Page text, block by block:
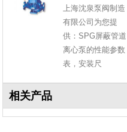
上海沈泉泵阀制造
有限公司为您提
供：SPG屏蔽管道
离心泵的性能参数
表，安装尺
相关产品